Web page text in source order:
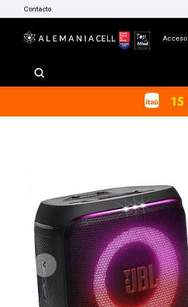
Contacto